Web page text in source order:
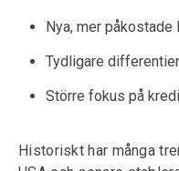
Nya, mer påkostade
Tydligare
Större fokus på
Historiskt har många